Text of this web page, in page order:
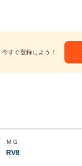
すぐ登録しよう！
ＭＧ
RV8